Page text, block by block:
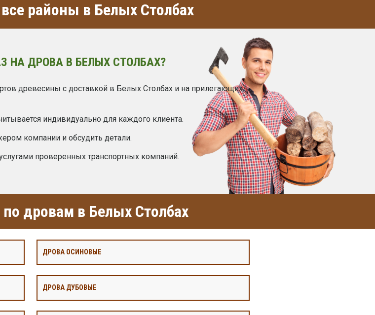
районы в Белых Столбах
НА ДРОВА В БЕЛЫХ СТОЛБАХ?
древесины с доставкой в Белых Столбах и на прилегающих
индивидуально для каждого клиента.
компании и обсудить детали.
проверенных транспортных компаний.
дровам в Белых Столбах
ДРОВА ОСИНОВЫЕ
ДРОВА ДУБОВЫЕ